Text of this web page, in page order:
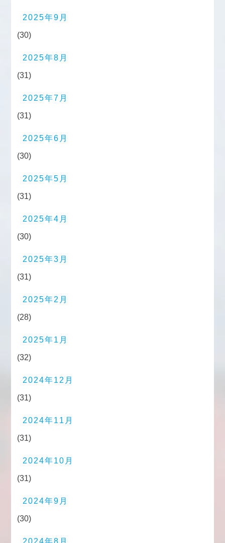
2025年9月
(30)
2025年8月
(31)
2025年7月
(31)
2025年6月
(30)
2025年5月
(31)
2025年4月
(30)
2025年3月
(31)
2025年2月
(28)
2025年1月
(32)
2024年12月
(31)
2024年11月
(31)
2024年10月
(31)
2024年9月
(30)
2024年8月